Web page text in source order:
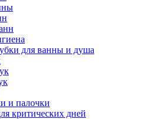
для ванны и душа
и палочки
критических дней